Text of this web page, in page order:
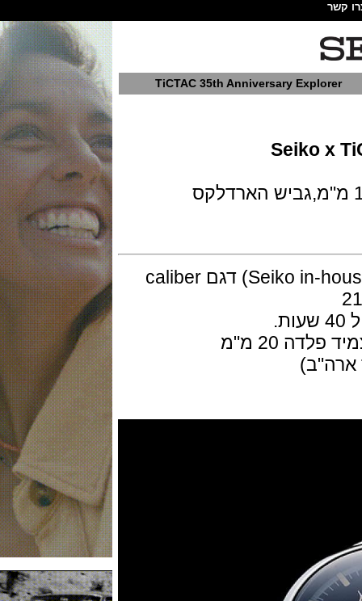
TiCTAC 35th Anniversary
Seiko
בקוטר 40 מ"מ ועובי 11 מ"מ,גביש הארדלקס
המנגנון מכני אוטומטי ביצור עצמי ( Seiko in-house) דגם caliber
20 מ"מ